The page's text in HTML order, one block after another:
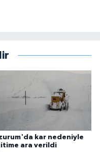
kar nedeniyle
ara verildi